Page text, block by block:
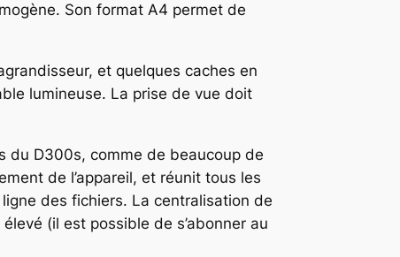
Son format A4 permet de
et quelques caches en
lumineuse. La prise de vue doit
du D300s, comme de beaucoup de
de l’appareil, et réunit tous les
des fichiers. La centralisation de
(il est possible de s’abonner au